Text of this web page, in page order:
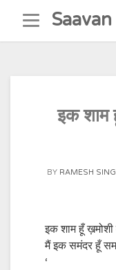
content
Saavan
इक शाम
BY RAMESH
इक शाम हूँ
मैं इक समंदर हूँ
‘